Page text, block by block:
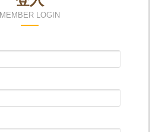
MEMBER LOGIN